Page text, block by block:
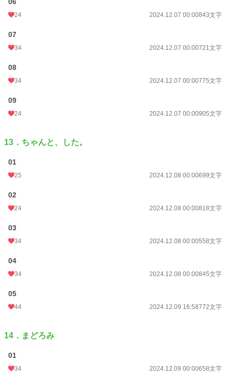
24 2024.12.07 00:00843文字
07
34 2024.12.07 00:00721文字
08
34 2024.12.07 00:00775文字
09
24 2024.12.07 00:00905文字
13．ちゃんと、した。
01
25 2024.12.08 00:00699文字
02
24 2024.12.08 00:00818文字
03
34 2024.12.08 00:00558文字
04
34 2024.12.08 00:00845文字
05
44 2024.12.09 16:58772文字
14．まどろみ
01
34 2024.12.09 00:00658文字